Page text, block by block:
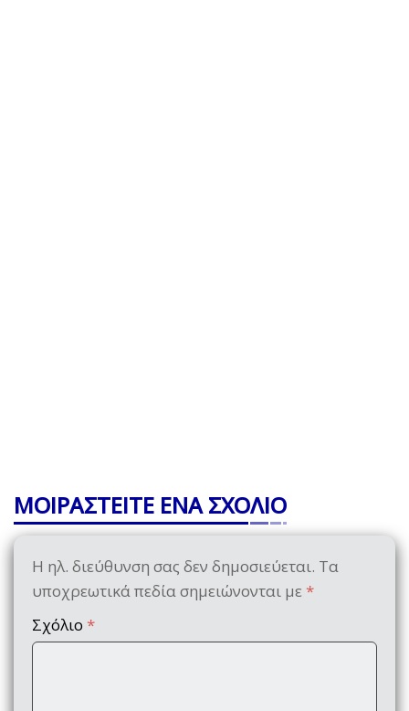
ΜΟΙΡΑΣΤΕΙΤΕ ΕΝΑ ΣΧΟΛΙΟ
Η ηλ. διεύθυνση σας δεν δημοσιεύεται. Τα
υποχρεωτικά πεδία σημειώνονται με *
Σχόλιο *